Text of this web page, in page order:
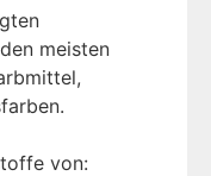
meisten
von: